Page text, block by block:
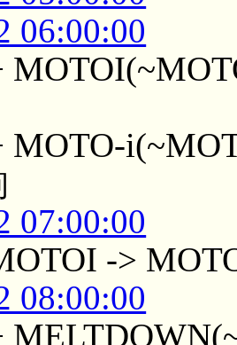
06:00:00
MOTO-
07:00:00
->
08:00:00